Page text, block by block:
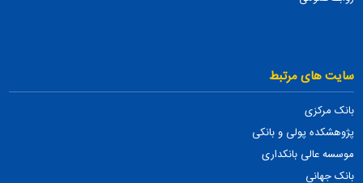
سایت های مرتبط
بانک مرکزی
پژوهشکده پولی و بانکی
موسسه عالی بانکداری
بانک جهانی